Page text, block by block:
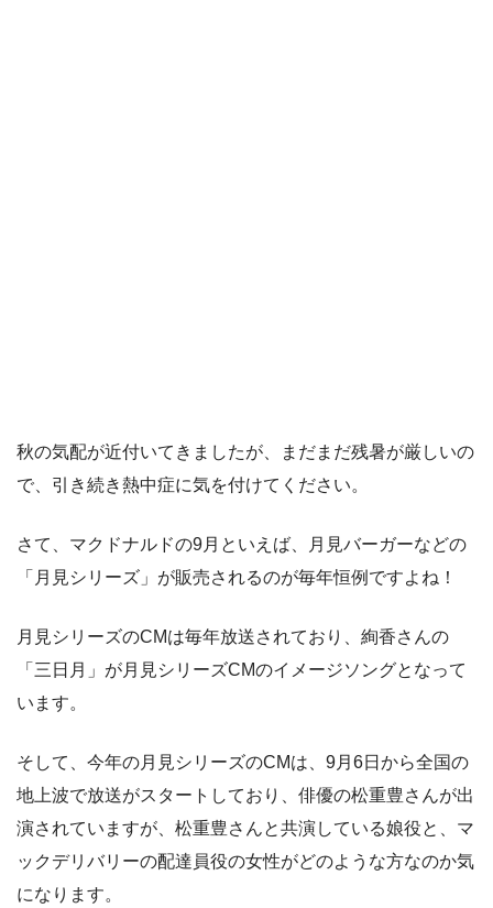
秋の気配が近付いてきましたが、まだまだ残暑が厳しいの
で、引き続き熱中症に気を付けてください。
さて、マクドナルドの9月といえば、月見バーガーなどの
「月見シリーズ」が販売されるのが毎年恒例ですよね！
月見シリーズのCMは毎年放送されており、絢香さんの
「三日月」が月見シリーズCMのイメージソングとなって
います。
そして、今年の月見シリーズのCMは、9月6日から全国の
地上波で放送がスタートしており、俳優の松重豊さんが出
演されていますが、松重豊さんと共演している娘役と、マ
ックデリバリーの配達員役の女性がどのような方なのか気
になります。